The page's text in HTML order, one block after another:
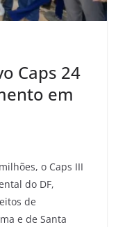
Caps 24
em
o Caps III
do DF,
de
e de Santa